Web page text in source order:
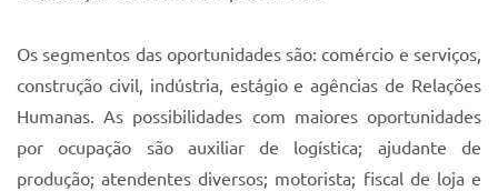
Os segmentos das oportunidades são: comércio e serviços,
construção civil, indústria, estágio e agências de Relações
Humanas. As possibilidades com maiores oportunidades
por ocupação são auxiliar de logística; ajudante de
produção; atendentes diversos; motorista; fiscal de loja e